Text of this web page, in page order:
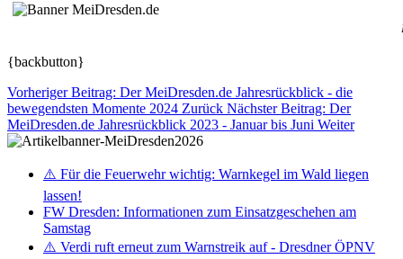
{backbutton}
Vorheriger Beitrag: Der MeiDresden.de Jahresrückblick - die
bewegendsten Momente 2024 Zurück Nächster Beitrag: Der
MeiDresden.de Jahresrückblick 2023 - Januar bis Juni Weiter
⚠️ Für die Feuerwehr wichtig: Warnkegel im Wald liegen
lassen!
FW Dresden: Informationen zum Einsatzgeschehen am
Samstag
⚠️ Verdi ruft erneut zum Warnstreik auf - Dresdner ÖPNV